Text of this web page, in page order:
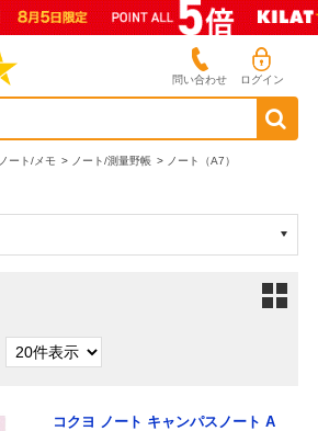
問い合わせ ログイン
ノート/メモ > ノート/測量野帳 > ノート（A7）
コクヨ ノート キャンパスノート A